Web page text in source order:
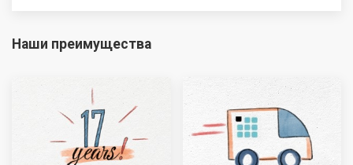
Наши преимущества